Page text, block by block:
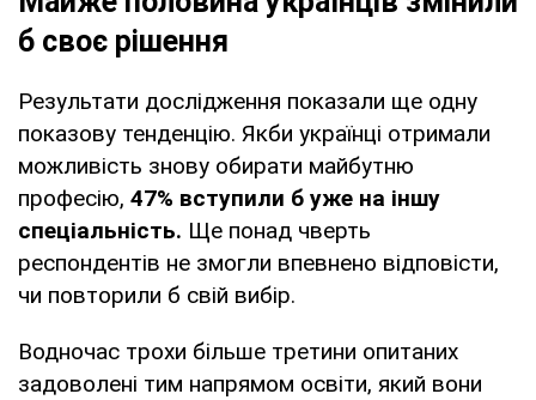
б своє рішення
Результати дослідження показали ще одну
показову тенденцію. Якби українці отримали
можливість знову обирати майбутню
професію, 47% вступили б уже на іншу
спеціальність. Ще понад чверть
респондентів не змогли впевнено відповісти,
чи повторили б свій вибір.
Водночас трохи більше третини опитаних
задоволені тим напрямом освіти, який вони